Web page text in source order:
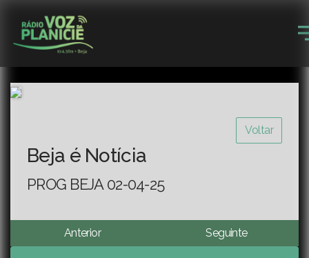
Voltar
Beja é Notícia
PROG BEJA 02-04-25
Anterior Seguinte